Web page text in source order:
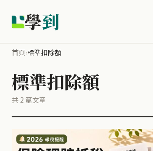
學到
首頁›標準扣除額
標準扣除額
共 2 篇文章